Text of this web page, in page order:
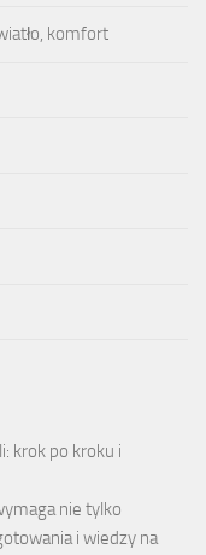
komfort
krok po kroku i
nie tylko
i wiedzy na